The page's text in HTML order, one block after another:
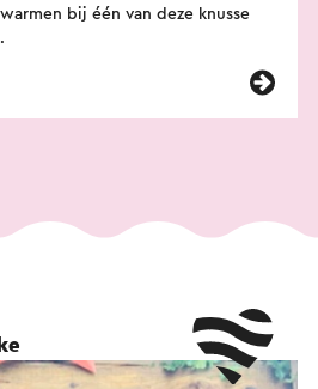
bij één van deze knusse